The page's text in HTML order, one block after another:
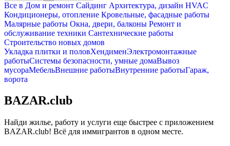
Все в Дом и ремонт Сайдинг Архитектура, дизайн HVAC
Кондиционеры, oтопление Кровельные, фасадные работы
Малярные работы Окна, двери, балконы Ремонт и
обслуживание техники Сантехнические работы
Строительство новых домов
Укладка плитки и половХендименЭлектромонтажные
работыСистемы безопасности, умные домаВывоз
мусораМебельВнешние работыВнутренние работыГараж,
ворота
BAZAR.club
Найди жилье, работу и услуги еще быстрее с приложением
BAZAR.club! Всё для иммигрантов в одном месте.